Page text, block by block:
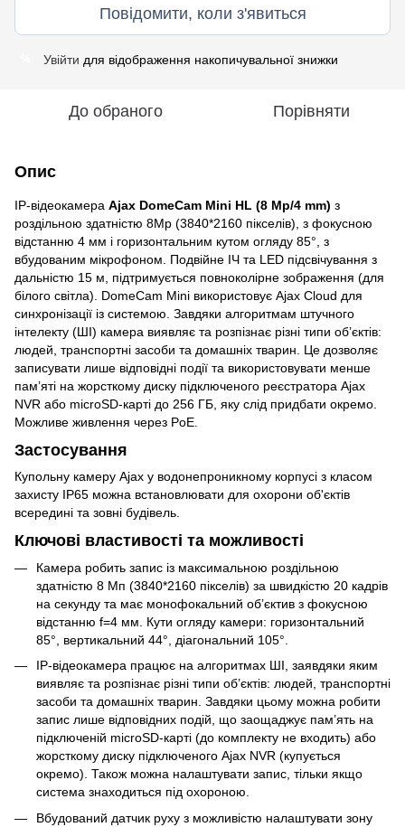
Повідомити, коли з'явиться
Увійти для відображення накопичувальної знижки
До обраного Порівняти
Опис
IP-відеокамера Ajax DomeCam Mini HL (8 Mp/4 mm) з
роздільною здатністю 8Мр (3840*2160 пікселів), з фокусною
відстанню 4 мм і горизонтальним кутом огляду 85°, з
вбудованим мікрофоном. Подвійне ІЧ та LED підсвічування з
дальністю 15 м, підтримується повноколірне зображення (для
білого світла). DomeCam Mini використовує Ajax Cloud для
синхронізації із системою. Завдяки алгоритмам штучного
інтелекту (ШІ) камера виявляє та розпізнає різні типи об’єктів:
людей, транспортні засоби та домашніх тварин. Це дозволяє
записувати лише відповідні події та використовувати менше
пам’яті на жорсткому диску підключеного реєстратора Ajax
NVR або microSD-карті до 256 ГБ, яку слід придбати окремо.
Можливе живлення через PoE.
Застосування
Купольну камеру Ajax у водонепроникному корпусі з класом
захисту IP65 можна встановлювати для охорони об'єктів
всередині та зовні будівель.
Ключові властивості та можливості
Камера робить запис із максимальною роздільною
здатністю 8 Мп (3840*2160 пікселів) за швидкістю 20 кадрів
на секунду та має монофокальний об’єктив з фокусною
відстанню f=4 мм. Кути огляду камери: горизонтальний
85°, вертикальний 44°, діагональний 105°.
IP-відеокамера працює на алгоритмах ШІ, заявдяки яким
виявляє та розпізнає різні типи об’єктів: людей, транспортні
засоби та домашніх тварин. Завдяки цьому можна робити
запис лише відповідних подій, що заощаджує пам’ять на
підключеній microSD-карті (до комплекту не входить) або
жорсткому диску підключеного Ajax NVR (купується
окремо). Також можна налаштувати запис, тільки якщо
система знаходиться під охороною.
Вбудований датчик руху з можливістю налаштувати зону